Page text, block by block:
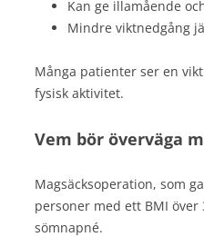
Kan ge illamående
Mindre viktnedgång
Många patienter ser en
fysisk aktivitet.
Vem bör överväga
Magsäcksoperation, som
personer med ett BMI
sömnapné.